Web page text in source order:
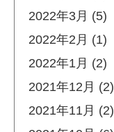
2022年3月 (5)
2022年2月 (1)
2022年1月 (2)
2021年12月 (2)
2021年11月 (2)